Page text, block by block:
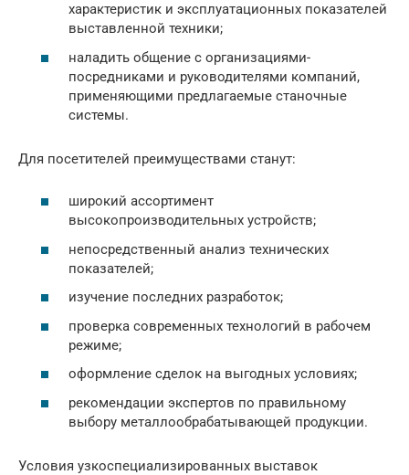
характеристик и эксплуатационных показателей
выставленной техники;
наладить общение с организациями-
посредниками и руководителями компаний,
применяющими предлагаемые станочные
системы.
Для посетителей преимуществами станут:
широкий ассортимент
высокопроизводительных устройств;
непосредственный анализ технических
показателей;
изучение последних разработок;
проверка современных технологий в рабочем
режиме;
оформление сделок на выгодных условиях;
рекомендации экспертов по правильному
выбору металлообрабатывающей продукции.
Условия узкоспециализированных выставок